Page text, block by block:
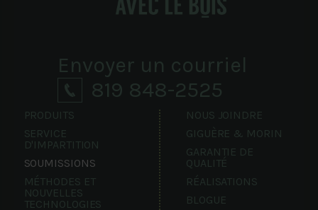
Envoyer un courriel
819 848-2525
PRODUITS
SERVICE
D'IMPARTITION
SOUMISSIONS
MÉTHODES ET
NOUVELLES
TECHNOLOGIES
NOUS JOINDRE
GIGUÈRE & MORIN
GARANTIE DE
QUALITÉ
RÉALISATIONS
BLOGUE